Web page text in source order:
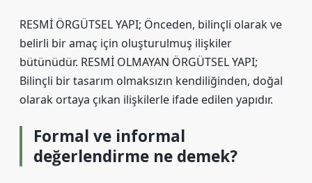
RESMİ ÖRGÜTSEL YAPI; Önceden, bilinçli olarak ve
belirli bir amaç için oluşturulmuş ilişkiler
bütünüdür. RESMİ OLMAYAN ÖRGÜTSEL YAPI;
Bilinçli bir tasarım olmaksızın kendiliğinden, doğal
olarak ortaya çıkan ilişkilerle ifade edilen yapıdır.
Formal ve informal
değerlendirme ne demek?